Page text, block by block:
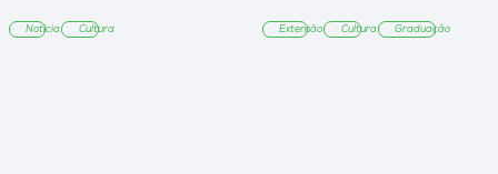
Notícia Cultura Extensão Cultura Graduação